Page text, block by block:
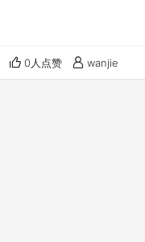
0人点赞 wanjie